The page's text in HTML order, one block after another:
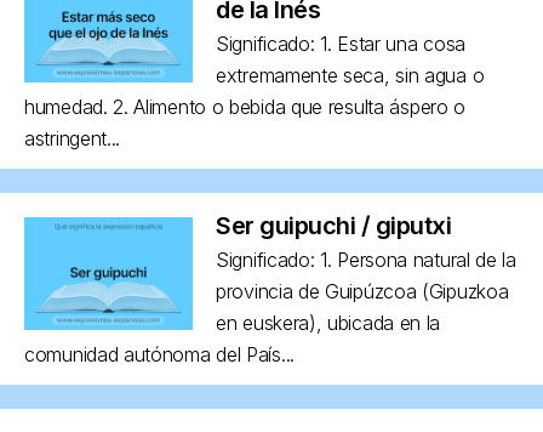
de la Inés
Significado: 1. Estar una cosa
extremamente seca, sin agua o
humedad. 2. Alimento o bebida que resulta áspero o
astringent...
Ser guipuchi / giputxi
Significado: 1. Persona natural de la
provincia de Guipúzcoa (Gipuzkoa
en euskera), ubicada en la
comunidad autónoma del País...